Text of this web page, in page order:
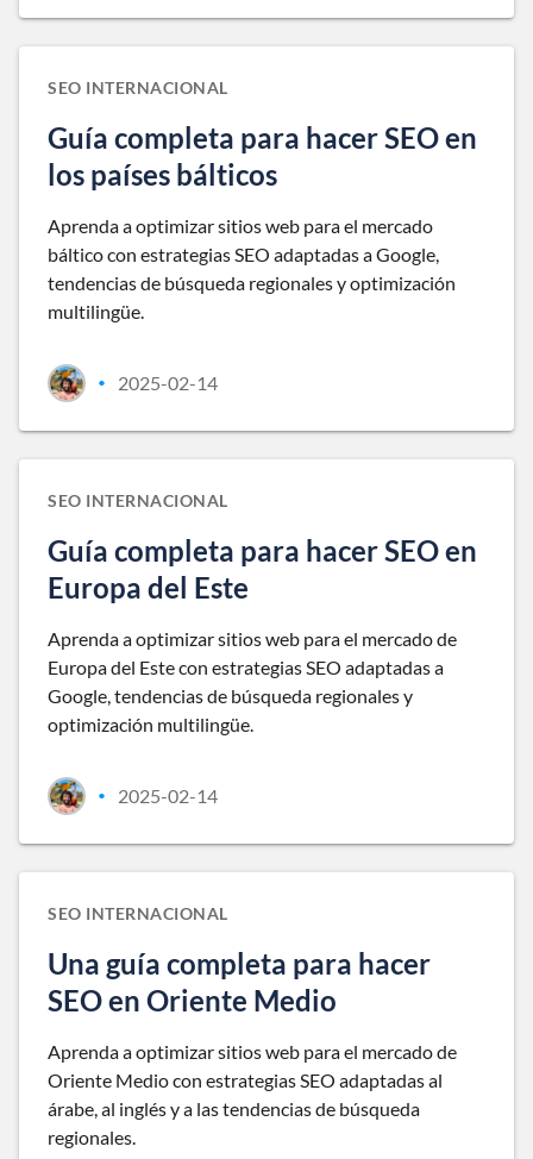
SEO INTERNACIONAL
Guía completa para hacer SEO en
los países bálticos
Aprenda a optimizar sitios web para el mercado
báltico con estrategias SEO adaptadas a Google,
tendencias de búsqueda regionales y optimización
multilingüe.
• 2025-02-14
SEO INTERNACIONAL
Guía completa para hacer SEO en
Europa del Este
Aprenda a optimizar sitios web para el mercado de
Europa del Este con estrategias SEO adaptadas a
Google, tendencias de búsqueda regionales y
optimización multilingüe.
• 2025-02-14
SEO INTERNACIONAL
Una guía completa para hacer
SEO en Oriente Medio
Aprenda a optimizar sitios web para el mercado de
Oriente Medio con estrategias SEO adaptadas al
árabe, al inglés y a las tendencias de búsqueda
regionales.